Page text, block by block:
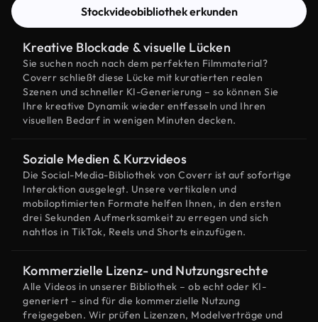
Stockvideobibliothek erkunden
Kreative Blockade & visuelle Lücken
Sie suchen noch nach dem perfekten Filmmaterial?
Coverr schließt diese Lücke mit kuratierten realen
Szenen und schneller KI-Generierung – so können Sie
Ihre kreative Dynamik wieder entfesseln und Ihren
visuellen Bedarf in wenigen Minuten decken.
Soziale Medien & Kurzvideos
Die Social-Media-Bibliothek von Coverr ist auf sofortige
Interaktion ausgelegt. Unsere vertikalen und
mobiloptimierten Formate helfen Ihnen, in den ersten
drei Sekunden Aufmerksamkeit zu erregen und sich
nahtlos in TikTok, Reels und Shorts einzufügen.
Kommerzielle Lizenz- und Nutzungsrechte
Alle Videos in unserer Bibliothek – ob echt oder KI-
generiert – sind für die kommerzielle Nutzung
freigegeben. Wir prüfen Lizenzen, Modelverträge und